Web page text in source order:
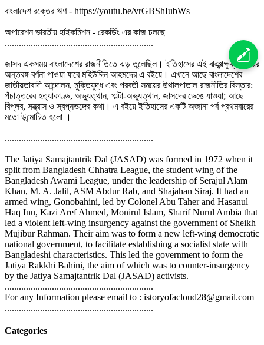
বাংলাদেশ রক্তের ঋণ - https://youtu.be/vrGBShIubWs
অপারেশন ভারতীয় হাইকমিশন - রেকর্ডিং এর কাজ চলছে
...............................................................
জাসদ একসময় বাংলাদেশের রাজনীতিতে ঝড় তুলেছিল। ইতিহাসের এই ঝঞ্ঝাক্ষুব্ধ সময়ের
অন্তরঙ্গ বর্ণনা পাওয়া যাবে মহিউদ্দিন আহমদের এ বইয়ে। এখানে আছে বাংলাদেশের
জাতীয়তাবাদী আন্দোলন, মুক্তিযুদ্ধ এবং পরবর্তী সময়ের উথালপাতাল রাজনীতির বিস্তার:
পঁচাত্তরের হত্যাকাণ্ড, অভ্যুত্থান, পাল্টা-অভ্যুত্থান, জাসদের ভেঙে যাওয়া; আছে
বিপ্লব, সন্ত্রাস ও স্বপ্নভঙ্গের কথা। এ বইয়ে ইতিহাসের একটি অজানা পর্ব প্রথমবারের
মতো উন্মোচিত হলো ।
...............................................................
The Jatiya Samajtantrik Dal (JASAD) was formed in 1972 when it
split from Bangladesh Chhatra League, the student wing of the
Bangladesh Awami League, under the leadership of Serajul Alam
Khan, M. A. Jalil, ASM Abdur Rab, and Shajahan Siraj. It had an
armed wing, Gonobahini, led by Colonel Abu Taher and Hasanul
Haq Inu, Kazi Aref Ahmed, Monirul Islam, Sharif Nurul Ambia that
led a violent left-wing insurgency against the government of Sheikh
Mujibur Rahman. Their aim was to form a new left-wing democratic
national government, to facilitate establishing a socialist state with
Bangladeshi characteristics. This led the government to form the
Jatiya Rakkhi Bahini, the aim of which was to counter-insurgency
by the Jatiya Samajtantrik Dal (JASAD) activists.
...............................................................
For any Information please email to : istoryofacloud28@gmail.com
...............................................................
Categories